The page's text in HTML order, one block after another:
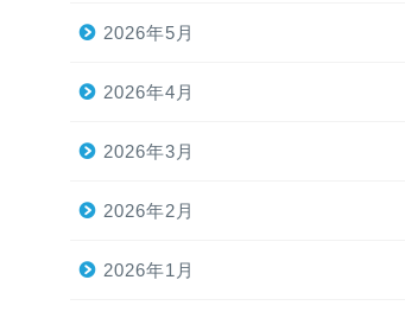
2026年5月
2026年4月
2026年3月
2026年2月
2026年1月